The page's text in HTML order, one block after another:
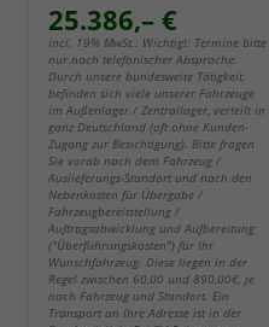
25.386,– €
incl. 19% MwSt.. Wichtig!: Termine bitte
nur nach telefonischer Absprache.
Durch unsere bundesweite Tätigkeit,
befinden sich viele unserer Fahrzeuge
im Außenlager / Zentrallager, verteilt in
ganz Deutschland (oft ohne Kunden-
Zugang zur Besichtigung). Bitte fragen
Sie vorab nach dem Fahrzeug /
Auslieferungs-Standort und nach den
Nebenkosten für Übergabe /
Fahrzeugbereitstellung /
Auftragsabwicklung und Aufbereitung
("Überführungskosten") für Ihr
Wunschfahrzeug. Diese liegen in der
Regel zwischen 60,00 und 890,00€, je
nach Fahrzeug und Standort. Ein
Transport an Ihre Adresse ist in der